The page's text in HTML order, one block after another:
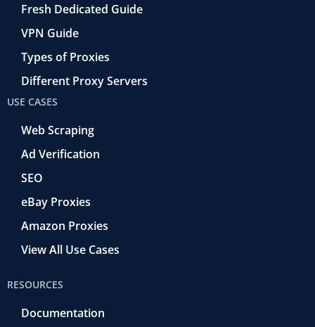
Fresh Dedicated Guide
VPN Guide
Types of Proxies
Different Proxy Servers
USE CASES
Web Scraping
Ad Verification
SEO
eBay Proxies
Amazon Proxies
View All Use Cases
RESOURCES
Documentation